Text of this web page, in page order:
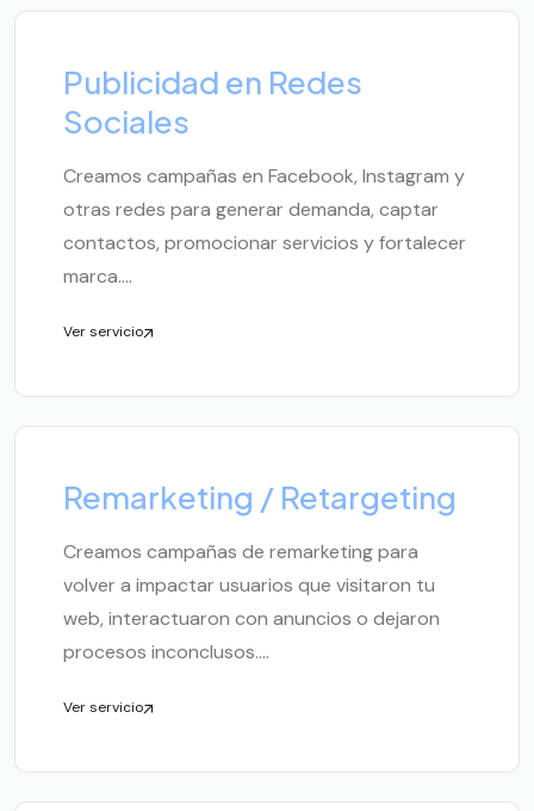
Publicidad en Redes
Sociales
Creamos campañas en Facebook, Instagram y
otras redes para generar demanda, captar
contactos, promocionar servicios y fortalecer
marca....
Ver servicio
Remarketing / Retargeting
Creamos campañas de remarketing para
volver a impactar usuarios que visitaron tu
web, interactuaron con anuncios o dejaron
procesos inconclusos....
Ver servicio